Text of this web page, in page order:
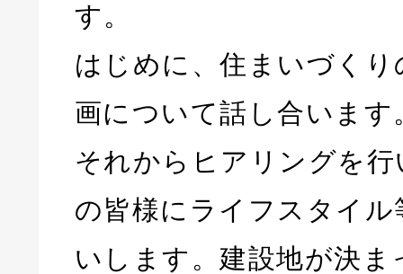
す。
はじめに、住まいづくり
画について話し合います
それからヒアリングを
の皆様にライフスタイ
いします。建設地が決ま